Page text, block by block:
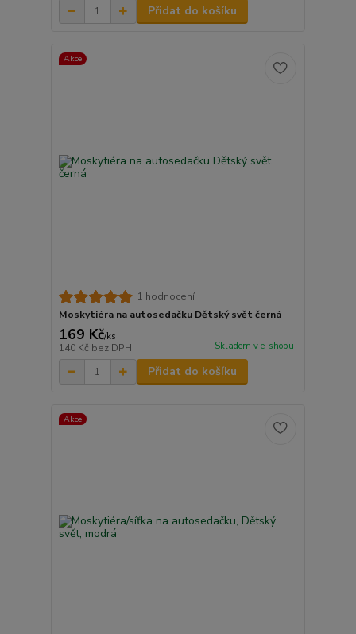
Přidat do košíku
Akce
1 hodnocení
Moskytiéra na autosedačku Dětský svět černá
169 Kč/ks
140 Kč bez DPH Skladem v e-shopu
Přidat do košíku
Akce